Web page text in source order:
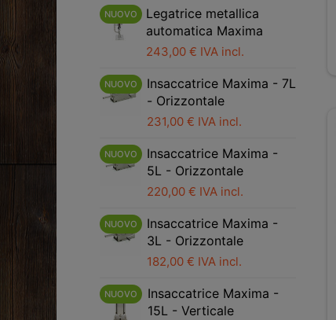
NUOVO
Legatrice metallica
automatica Maxima
243,00 € IVA incl.
NUOVO
Insaccatrice Maxima - 7L
- Orizzontale
231,00 € IVA incl.
NUOVO
Insaccatrice Maxima -
5L - Orizzontale
220,00 € IVA incl.
NUOVO
Insaccatrice Maxima -
3L - Orizzontale
182,00 € IVA incl.
NUOVO
Insaccatrice Maxima -
15L - Verticale